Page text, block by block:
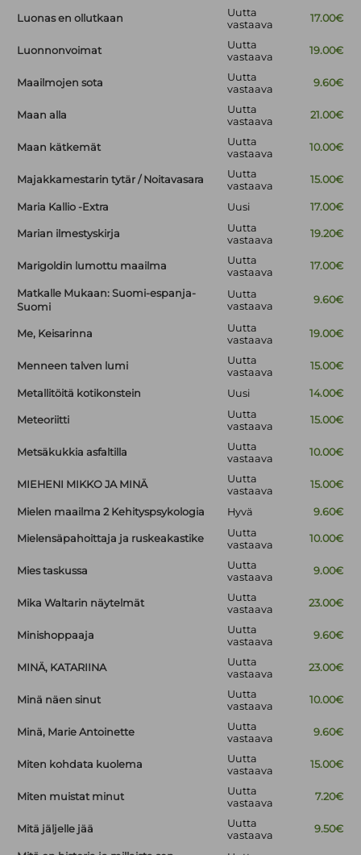
Luonas en ollutkaan
Uutta
vastaava
17.00€
Luonnonvoimat
Uutta
vastaava
19.00€
Maailmojen sota
Uutta
vastaava
9.60€
Maan alla
Uutta
vastaava
21.00€
Maan kätkemät
Uutta
vastaava
10.00€
Majakkamestarin tytär / Noitavasara
Uutta
vastaava
15.00€
Maria Kallio -Extra Uusi 17.00€
Marian ilmestyskirja
Uutta
vastaava
19.20€
Marigoldin lumottu maailma
Uutta
vastaava
17.00€
Matkalle Mukaan: Suomi-espanja-
Suomi
Uutta
vastaava
9.60€
Me, Keisarinna
Uutta
vastaava
19.00€
Menneen talven lumi
Uutta
vastaava
15.00€
Metallitöitä kotikonstein Uusi 14.00€
Meteoriitti
Uutta
vastaava
15.00€
Metsäkukkia asfaltilla
Uutta
vastaava
10.00€
MIEHENI MIKKO JA MINÄ
Uutta
vastaava
15.00€
Mielen maailma 2 Kehityspsykologia Hyvä 9.60€
Mielensäpahoittaja ja ruskeakastike
Uutta
vastaava
10.00€
Mies taskussa
Uutta
vastaava
9.00€
Mika Waltarin näytelmät
Uutta
vastaava
23.00€
Minishoppaaja
Uutta
vastaava
9.60€
MINÄ, KATARIINA
Uutta
vastaava
23.00€
Minä näen sinut
Uutta
vastaava
10.00€
Minä, Marie Antoinette
Uutta
vastaava
9.60€
Miten kohdata kuolema
Uutta
vastaava
15.00€
Miten muistat minut
Uutta
vastaava
7.20€
Mitä jäljelle jää
Uutta
vastaava
9.50€